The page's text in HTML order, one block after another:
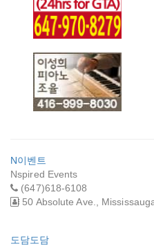
24HR GTA
LOCKSMITHS
NORTH YORK (24
시 서울열쇠)
N이벤트
Nspired Events
(647)618-6108
50 Absolute Ave.,
도담도담